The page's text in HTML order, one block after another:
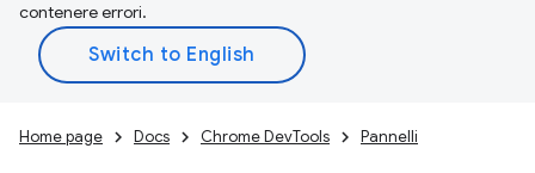
contenere errori.
Home page Docs Chrome DevTools Pannelli